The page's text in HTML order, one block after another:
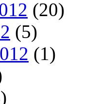
(20)
(5)
(1)